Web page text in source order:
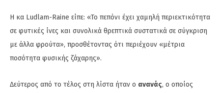
Η κα Ludlam-Raine είπε: «Το πεπόνι έχει χαμηλή περιεκτικότητα
σε φυτικές ίνες και συνολικά θρεπτικά συστατικά σε σύγκριση
με άλλα φρούτα», προσθέτοντας ότι περιέχουν «μέτρια
ποσότητα φυσικής ζάχαρης».
Δεύτερος από το τέλος στη λίστα ήταν ο ανανάς, ο οποίος